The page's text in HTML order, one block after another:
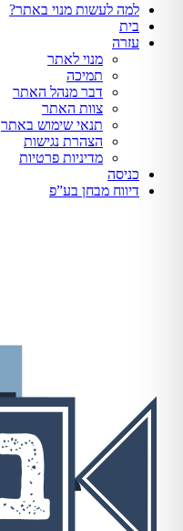
למה לעשות מנוי באתר?
בית
עזרה
מנוי לאתר
תמיכה
דבר מנהל האתר
צוות האתר
תנאי שימוש באתר
הצהרת נגישות
מדיניות פרטיות
כניסה
דיווח מבחן בע”פ